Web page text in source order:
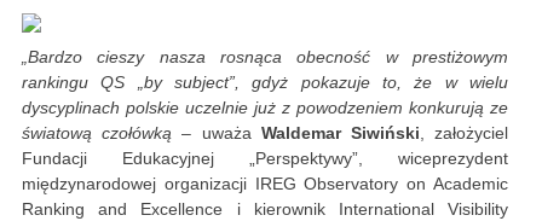
„Bardzo cieszy nasza rosnąca obecność w prestiżowym
rankingu QS „by subject”, gdyż pokazuje to, że w wielu
dyscyplinach polskie uczelnie już z powodzeniem konkurują ze
światową czołówką – uważa Waldemar Siwiński, założyciel
Fundacji Edukacyjnej „Perspektywy”, wiceprezydent
międzynarodowej organizacji IREG Observatory on Academic
Ranking and Excellence i kierownik International Visibility